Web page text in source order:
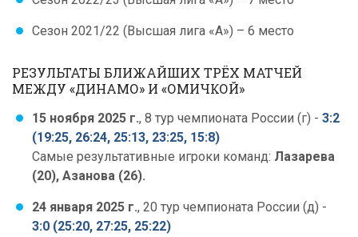
Сезон 2021/22 (Высшая лига «А») – 6 место
РЕЗУЛЬТАТЫ БЛИЖАЙШИХ ТРЁХ МАТЧЕЙ
МЕЖДУ «ДИНАМО» И «ОМИЧКОЙ»
15 ноября 2025 г., 8 тур чемпионата России (г) - 3:2
(19:25, 26:24, 25:13, 23:25, 15:8)
Самые результативные игроки команд: Лазарева
(20), Азанова (26).
24 января 2025 г., 20 тур чемпионата России (д) -
3:0 (25:20, 27:25, 25:22)